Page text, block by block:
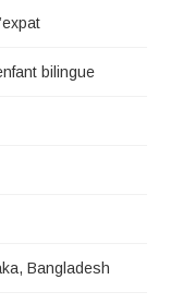
bilingue
Bangladesh